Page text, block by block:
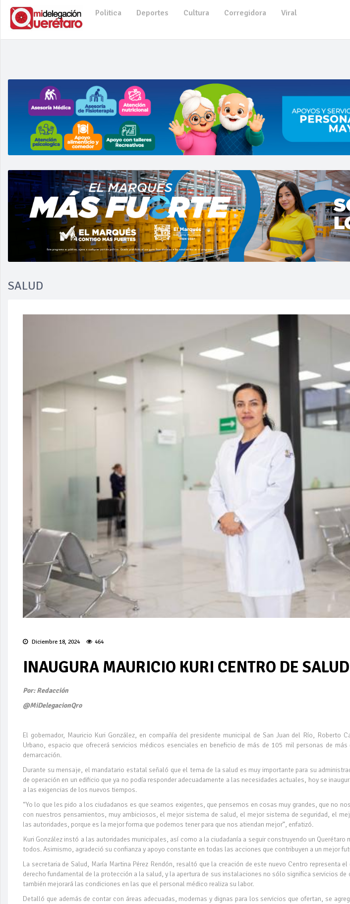
Politica Deportes Cultura Corregidora Viral
SALUD
Diciembre 18, 2024 464
INAUGURA MAURICIO KURI CENTRO DE
Por: Redacción
@MiDelegacionQro
El gobernador, Mauricio Kuri González, en compañía del presidente municipal de San Juan del Río, Roberto
Urbano, espacio que ofrecerá servicios médicos esenciales en beneficio de más de 105 mil personas de
demarcación.
Durante su mensaje, el mandatario estatal señaló que el tema de la salud es muy importante para su
de operación en un edificio que ya no podía responder adecuadamente a las necesidades actuales, hoy se
a las exigencias de los nuevos tiempos.
“Yo lo que les pido a los ciudadanos es que seamos exigentes, que pensemos en cosas muy grandes, que no
con nuestros pensamientos, muy ambiciosos, el mejor sistema de salud, el mejor sistema de seguridad, el
las autoridades, porque es la mejor forma que podemos tener para que nos atiendan mejor”, enfatizó.
Kuri González instó a las autoridades municipales, así como a la ciudadanía a seguir construyendo un
todos. Asimismo, agradeció su confianza y apoyo constante en todas las acciones que contribuyen a un mejor
La secretaria de Salud, María Martina Pérez Rendón, resaltó que la creación de este nuevo Centro representa
derecho fundamental de la protección a la salud, y la apertura de sus instalaciones no sólo significa servicios
también mejorará las condiciones en las que el personal médico realiza su labor.
Detalló que además de contar con áreas adecuadas, modernas y dignas para los servicios que ofertan, se